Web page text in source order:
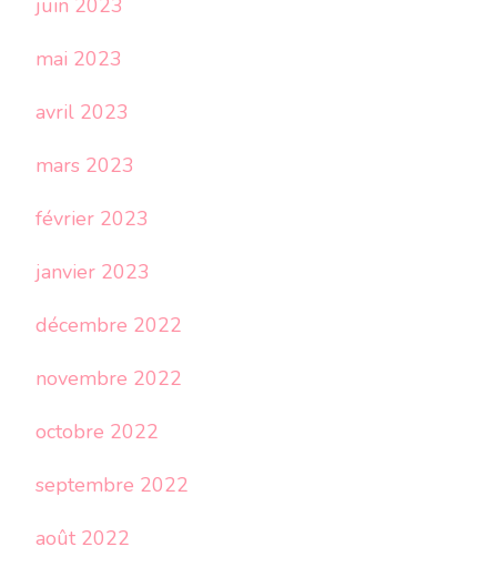
juin 2023
mai 2023
avril 2023
mars 2023
février 2023
janvier 2023
décembre 2022
novembre 2022
octobre 2022
septembre 2022
août 2022